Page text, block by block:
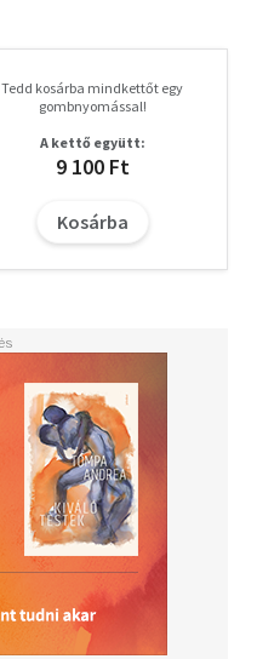
Tedd kosárba mindkettőt egy
gombnyomással!
A kettő együtt:
9 100 Ft
Kosárba